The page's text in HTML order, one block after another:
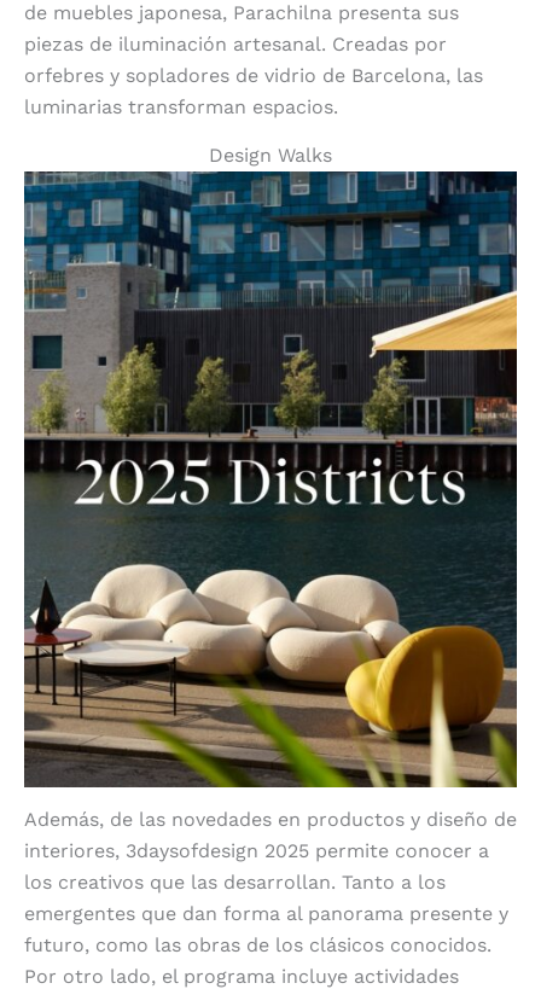
de muebles japonesa, Parachilna presenta sus
piezas de iluminación artesanal. Creadas por
orfebres y sopladores de vidrio de Barcelona, las
luminarias transforman espacios.
Design Walks
Además, de las novedades en productos y diseño de
interiores, 3daysofdesign 2025 permite conocer a
los creativos que las desarrollan. Tanto a los
emergentes que dan forma al panorama presente y
futuro, como las obras de los clásicos conocidos.
Por otro lado, el programa incluye actividades